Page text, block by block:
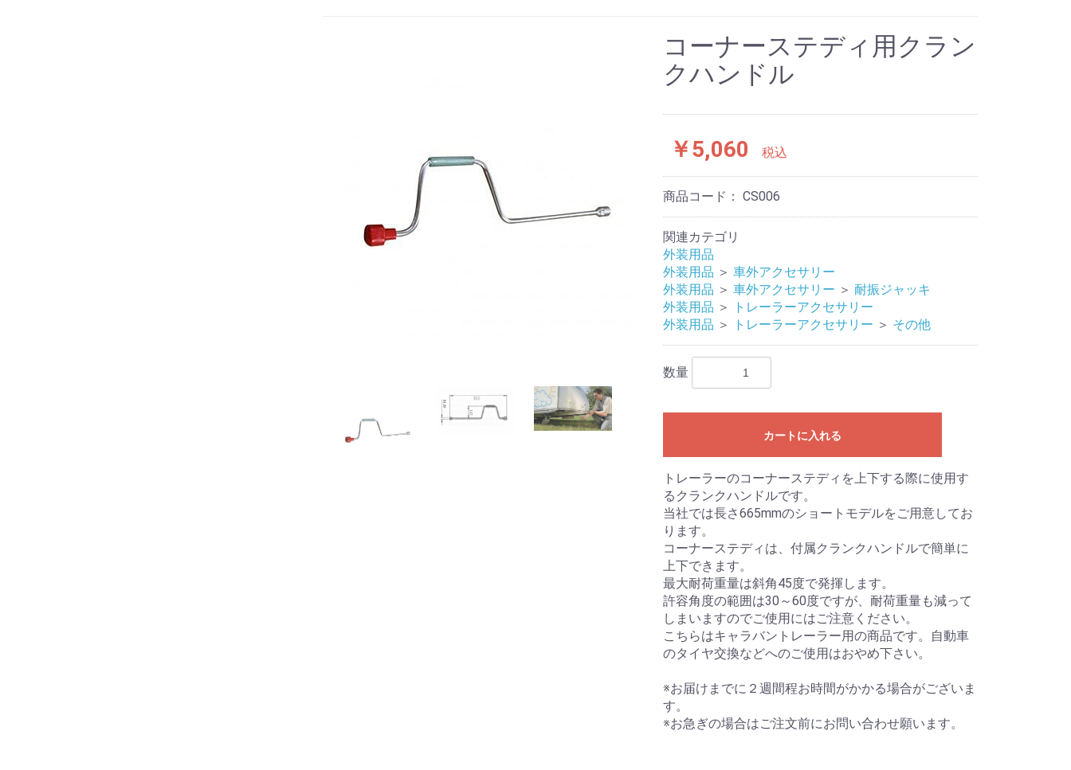
コーナーステディ用クラン
クハンドル
￥5,060 税込
商品コード： CS006
関連カテゴリ
外装用品
外装用品 ＞ 車外アクセサリー
外装用品 ＞ 車外アクセサリー ＞ 耐振ジャッキ
外装用品 ＞
トレーラーアクセサリー
外装用品 ＞ トレーラーアクセサリー ＞ その他
数量
カートに入れる
トレーラーのコーナーステディを上下する際に使用す
るクランクハンドルです。
当社では長さ665mmのショートモデルをご用意してお
ります。
コーナーステディは、付属クランクハンドルで簡単に
上下できます。
最大耐荷重量は斜角45度で発揮します。
許容角度の範囲は30～60度ですが、耐荷重量も減って
しまいますのでご使用にはご注意ください。
こちらはキャラバントレーラー用の商品です。自動車
のタイヤ交換などへのご使用はおやめ下さい。
※お届けまでに２週間程お時間がかかる場合がございま
す。
※お急ぎの場合はご注文前にお問い合わせ願います。